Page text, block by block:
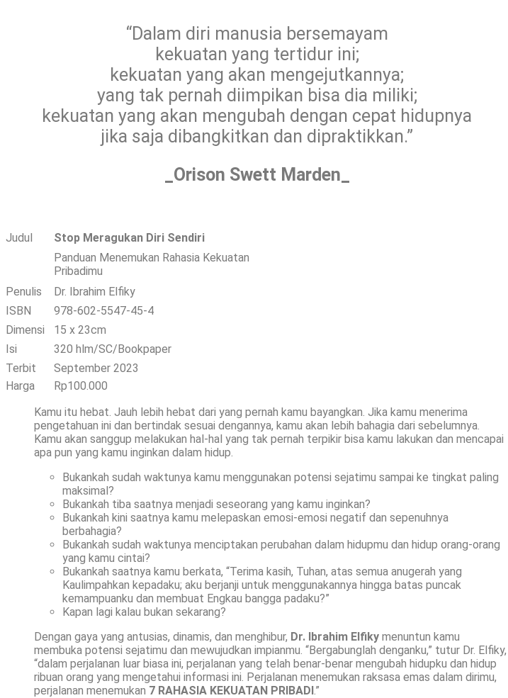
“Dalam diri manusia bersemayam
kekuatan yang tertidur ini;
kekuatan yang akan mengejutkannya;
yang tak pernah diimpikan bisa dia miliki;
kekuatan yang akan mengubah dengan cepat hidupnya
jika saja dibangkitkan dan dipraktikkan.”
_Orison Swett Marden_
Judul
Stop Meragukan Diri Sendiri
Panduan Menemukan Rahasia Kekuatan
Pribadimu
Penulis
Dr. Ibrahim Elfiky
ISBN
978-602-5547-45-4
Dimensi
15 x 23cm
Isi
320 hlm/SC/Bookpaper
Terbit
September 2023
Harga
Rp100.000
Kamu itu hebat. Jauh lebih hebat dari yang pernah kamu bayangkan. Jika kamu menerima
pengetahuan ini dan bertindak sesuai dengannya, kamu akan lebih bahagia dari sebelumnya.
Kamu akan sanggup melakukan hal-hal yang tak pernah terpikir bisa kamu lakukan dan mencapai
apa pun yang kamu inginkan dalam hidup.
Bukankah sudah waktunya kamu menggunakan potensi sejatimu sampai ke tingkat paling
maksimal?
Bukankah tiba saatnya menjadi seseorang yang kamu inginkan?
Bukankah kini saatnya kamu melepaskan emosi-emosi negatif dan sepenuhnya
berbahagia?
Bukankah sudah waktunya menciptakan perubahan dalam hidupmu dan hidup orang-orang
yang kamu cintai?
Bukankah saatnya kamu berkata, “Terima kasih, Tuhan, atas semua anugerah yang
Kaulimpahkan kepadaku; aku berjanji untuk menggunakannya hingga batas puncak
kemampuanku dan membuat Engkau bangga padaku?”
Kapan lagi kalau bukan sekarang?
Dengan gaya yang antusias, dinamis, dan menghibur, Dr. Ibrahim Elfiky menuntun kamu
membuka potensi sejatimu dan mewujudkan impianmu. “Bergabunglah denganku,” tutur Dr. Elfiky,
“dalam perjalanan luar biasa ini, perjalanan yang telah benar-benar mengubah hidupku dan hidup
ribuan orang yang mengetahui informasi ini. Perjalanan menemukan raksasa emas dalam dirimu,
perjalanan menemukan 7 RAHASIA KEKUATAN PRIBADI.”